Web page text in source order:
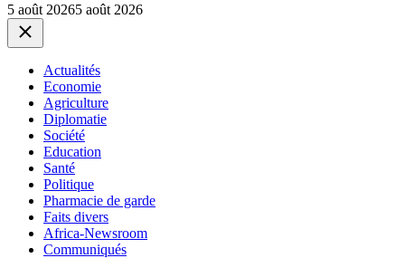
5 août 20265 août 2026
Close
Actualités
Economie
Agriculture
Diplomatie
Société
Education
Santé
Politique
Pharmacie de garde
Faits divers
Africa-Newsroom
Communiqués